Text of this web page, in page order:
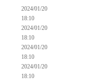
2024/01/20
18:10
2024/01/20
18:10
2024/01/20
18:10
2024/01/20
18:10